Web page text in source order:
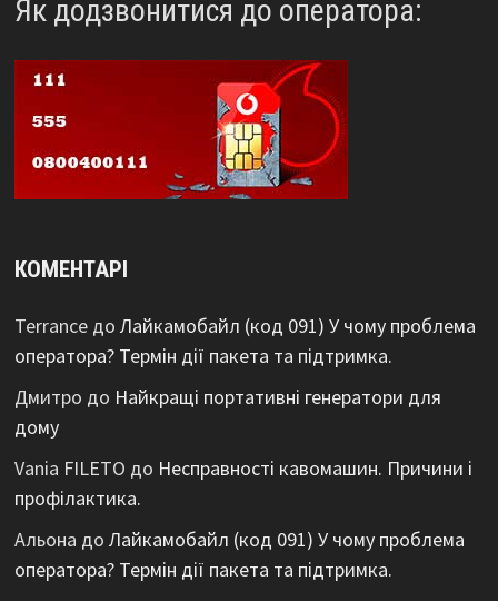
Як додзвонитися до оператора:
КОМЕНТАРІ
Terranceдо Лайкамобайл (код 091) У чому проблема
оператора? Термін дії пакета та підтримка.
Дмитро до Найкращі портативні генератори для
дому
Vania FILETO до Несправності кавомашин. Причини і
профілактика.
Альона до Лайкамобайл (код 091) У чому проблема
оператора? Термін дії пакета та підтримка.